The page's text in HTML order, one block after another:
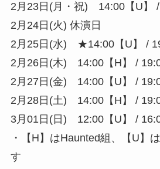
2月23日(月・祝) 14:00【U】 /
2月24日(火) 休演日
2月25日(水) ★14:00【U】 /
2月26日(木) 14:00【H】 /
2月27日(金) 14:00【U】 /
2月28日(土) 14:00【H】 /
3月01日(日) 12:00【U】 /
・【H】はHaunted組、【U】
す